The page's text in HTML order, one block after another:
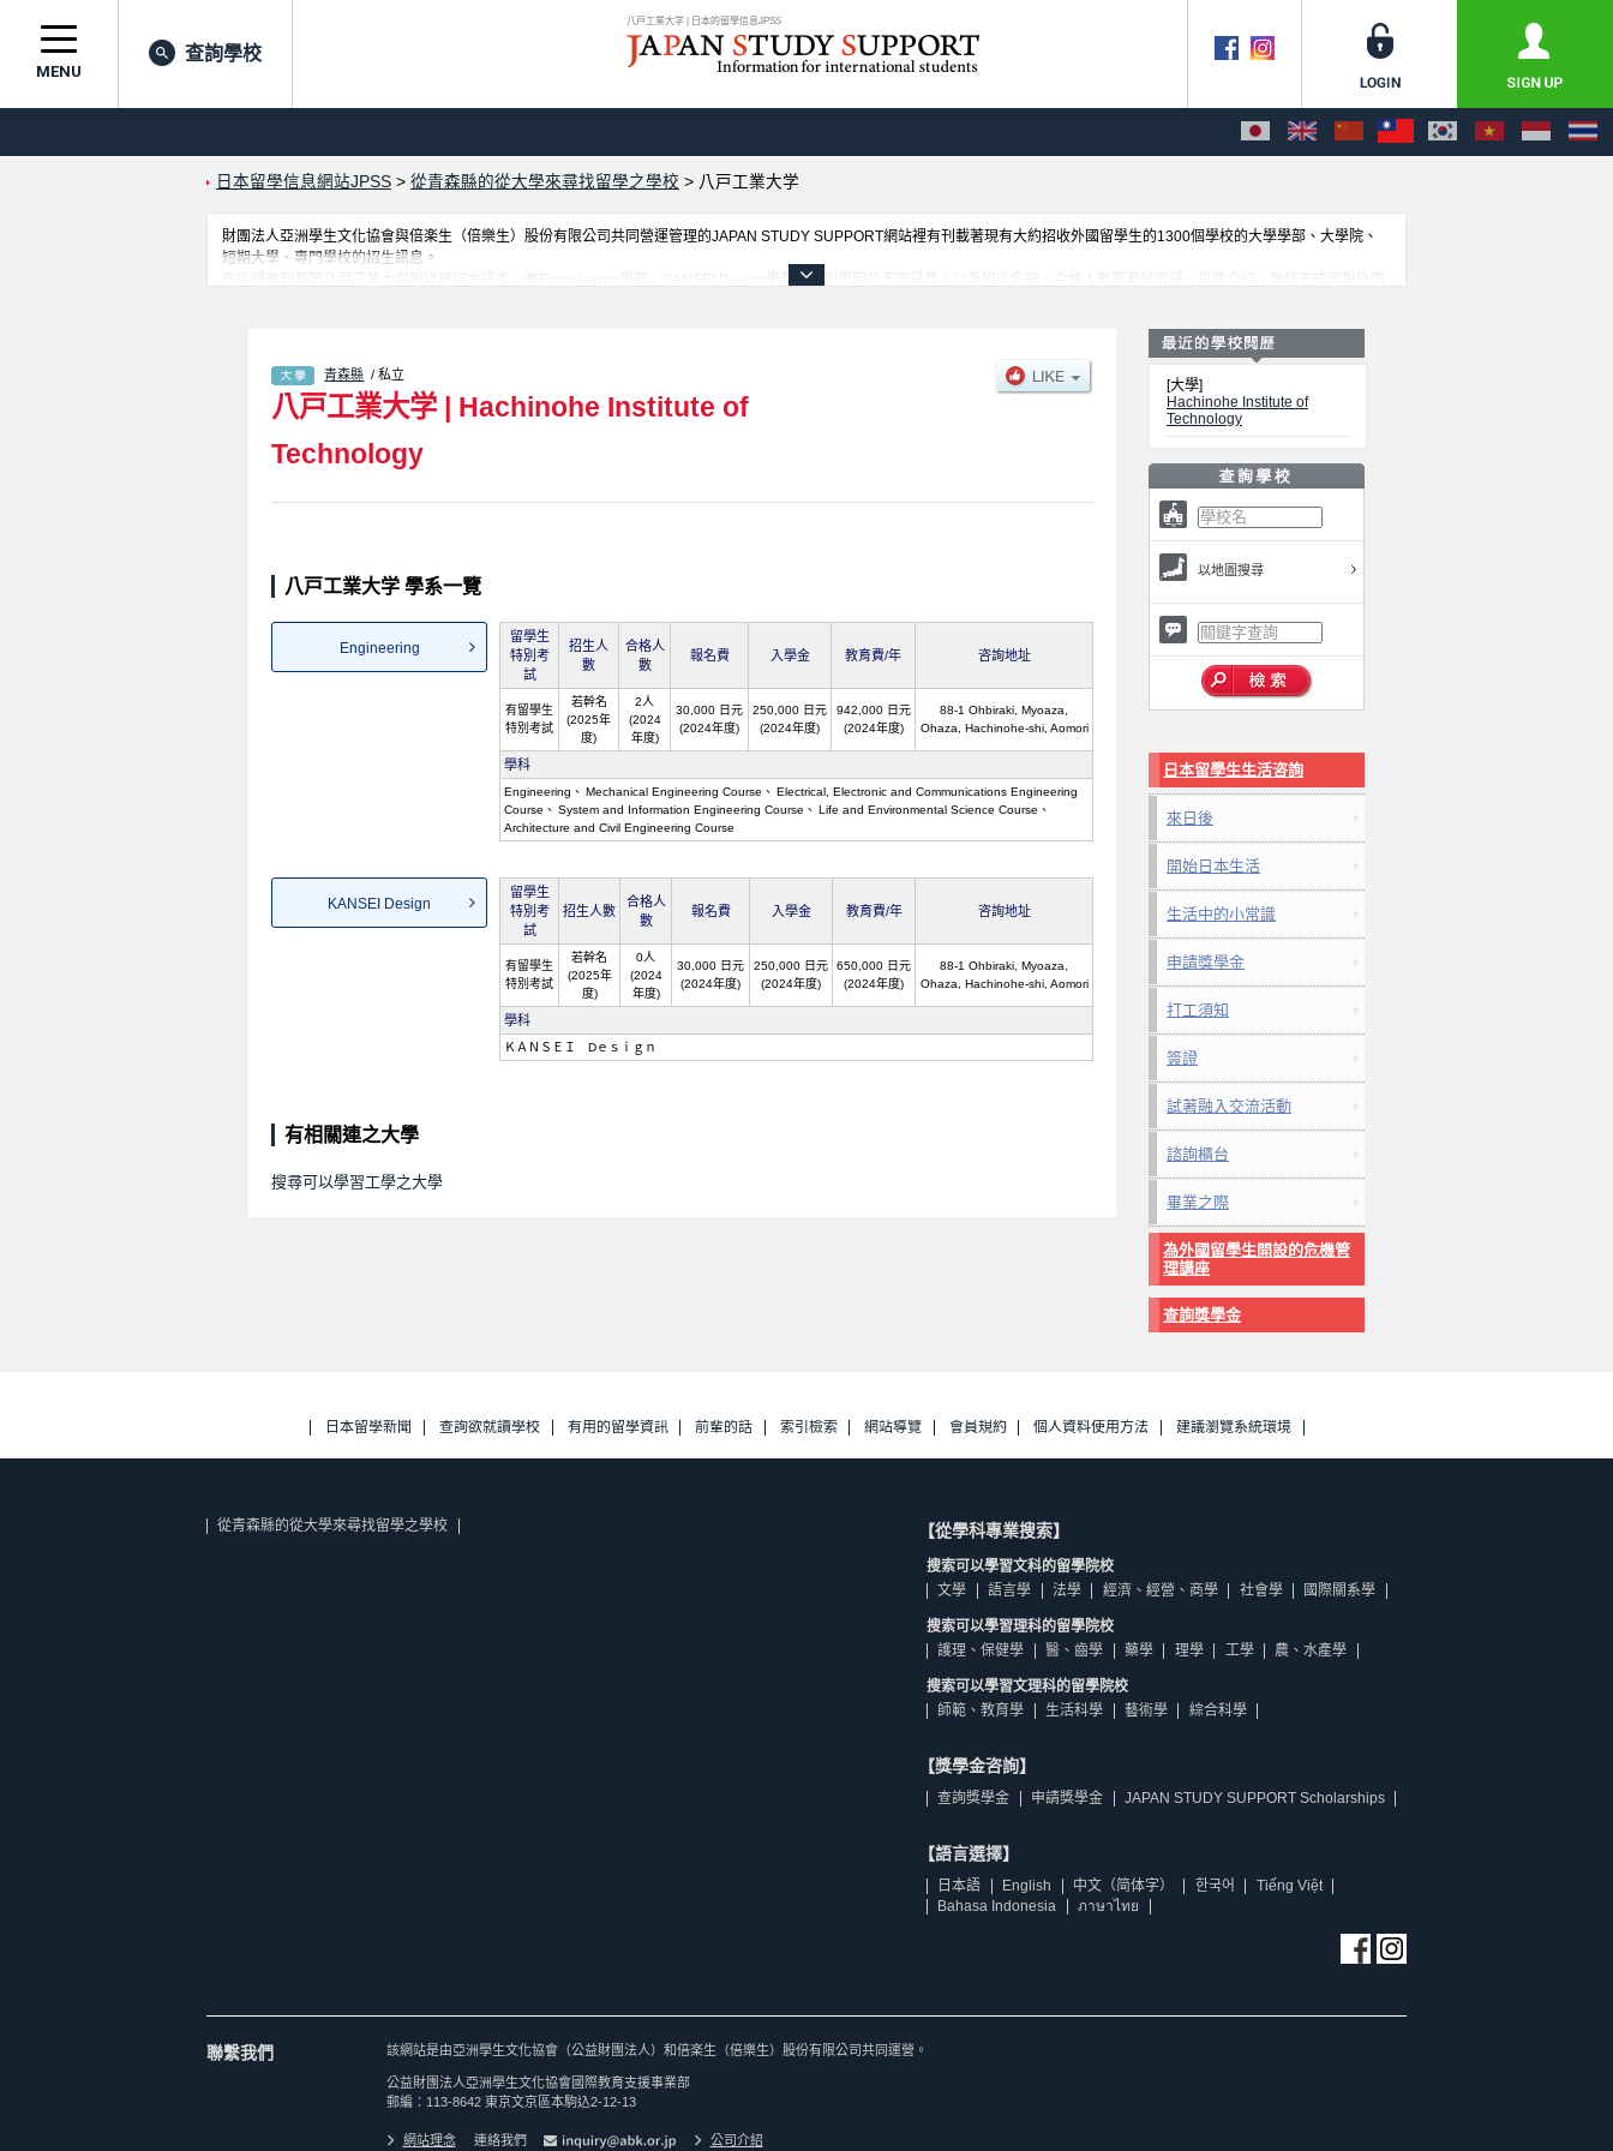
八戸工業大学 | 日本的留學信息JPSS
MENU
查詢學校
日本留學信息網站JPSS > 從青森縣的從大學來尋找留學之學校 > 八戸工業大学
財團法人亞洲學生文化協會與倍楽生（倍樂生）股份有限公司共同營運管理的JAPAN STUDY SUPPORT網站裡有刊載著現有大約招收外國留學生的1300個學校的大學學部、大學院、
短期大學、專門學校的招生訊息。
在這裡有刊載著八戸工業大学的詳細招生訊息。有Engineering學部、KANSEI Design學部等各別學部的不同訊息，以及招收名額、合格人數等考試資訊、設施介紹、聯絡方式等對外國
青森縣 / 私立
八戸工業大学 | Hachinohe Institute of
Technology
八戸工業大学 學系一覽
Engineering
留學生
特別考
試
招生人
數
合格人
數
報名費 入學金 教育費/年 咨詢地址
有留學生
特別考試
若幹名
(2025年
度)
2人
(2024
年度)
30,000 日元
(2024年度)
250,000 日元
(2024年度)
942,000 日元
(2024年度)
88-1 Ohbiraki, Myoaza,
Ohaza, Hachinohe-shi, Aomori
學科
Engineering Mechanical Engineering Course
Electrical, Electronic and Communications Engineering
Course
System and Information Engineering Course
Life and Environmental Science Course
Architecture and Civil Engineering Course
KANSEI Design
留學生
特別考
試
招生人數
合格人
數
報名費 入學金 教育費/年 咨詢地址
有留學生
特別考試
若幹名
(2025年
度)
0人
(2024
年度)
30,000 日元
(2024年度)
250,000 日元
(2024年度)
650,000 日元
(2024年度)
88-1 Ohbiraki, Myoaza,
Ohaza, Hachinohe-shi, Aomori
學科
ＫＡＮＳＥＩ Dｅｓｉｇｎ
有相關連之大學
搜尋可以學習工學之大學
[大學]
Hachinohe Institute of
Technology
以地圖搜尋
日本留學生生活咨詢
來日後
開始日本生活
生活中的小常識
申請獎學金
打工須知
簽證
試著融入交流活動
諮詢櫃台
畢業之際
為外國留學生開設的危機管
理講座
查詢獎學金
日本留學新聞 查詢欲就讀學校 有用的留學資訊 前輩的話 索引檢索 網站導覽 會員規約 個人資料使用方法 建議瀏覽系統環境
從青森縣的從大學來尋找留學之學校 【從學科專業搜索】
搜索可以學習文科的留學院校
文學
語言學 法學 經濟、經營、商學 社會學 國際關系學
搜索可以學習理科的留學院校
護理、保健學
醫、齒學 藥學 理學 工學 農、水產學
搜索可以學習文理科的留學院校
師範、教育學
生活科學 藝術學 綜合科學
【獎學金咨詢】
查詢獎學金 申請獎學金 JAPAN STUDY SUPPORT Scholarships
【語言選擇】
日本語 English 中文（简体字） 한국어
Tiếng Việt
Bahasa Indonesia
ภาษาไทย
聯繫我們 該網站是由亞洲學生文化協會（公益財團法人）和倍楽生（倍樂生）股份有限公司共同運營。
公益財團法人亞洲學生文化協會國際教育支援事業部
郵編：113-8642 東京文京區本駒込2-12-13
網站理念 連絡我們 公司介紹